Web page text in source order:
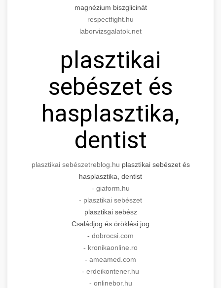
magnézium biszglicinát
respectfight.hu
laborvizsgalatok.net
plasztikai
sebészet és
hasplasztika,
dentist
plasztikai sebészetreblog.hu plasztikai sebészet és
hasplasztika, dentist
- giaform.hu
- plasztikai sebészet
plasztikai sebész
Családjog és öröklési jog
- dobrocsi.com
- kronikaonline.ro
- ameamed.com
- erdeikontener.hu
- onlinebor.hu